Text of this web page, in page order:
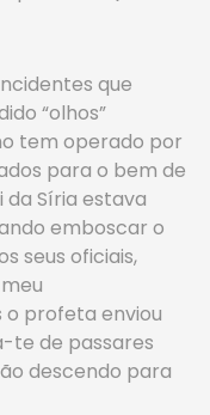
que
“olhos”
tem operado por
para o bem de
da Síria estava
emboscar o
seus oficiais,
o profeta enviou
te de passares
descendo para